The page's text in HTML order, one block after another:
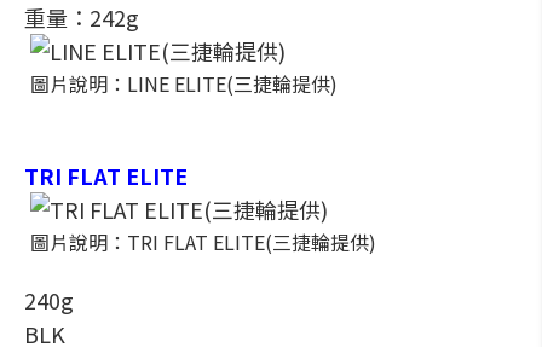
重量：242g
圖片說明：LINE ELITE(三捷輪提供)
TRI FLAT ELITE
圖片說明：TRI FLAT ELITE(三捷輪提供)
240g
BLK